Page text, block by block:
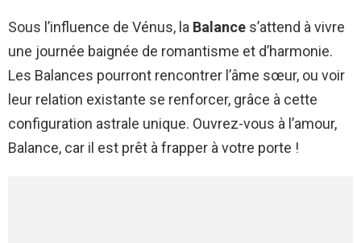
Sous l’influence de Vénus, la Balance s’attend à vivre
une journée baignée de romantisme et d’harmonie.
Les Balances pourront rencontrer l’âme sœur, ou voir
leur relation existante se renforcer, grâce à cette
configuration astrale unique. Ouvrez-vous à l’amour,
Balance, car il est prêt à frapper à votre porte !